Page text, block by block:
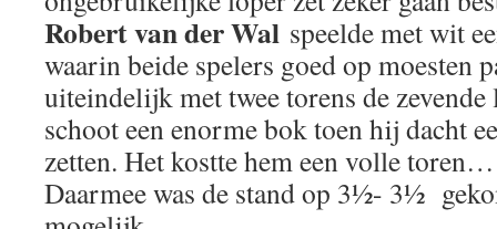
Robert van der Wal speelde met wit
waarin beide spelers goed op moesten
uiteindelijk met twee torens de
schoot een enorme bok toen hij dacht
zetten. Het kostte hem een volle toren…
Daarmee was de stand op 3½- 3½